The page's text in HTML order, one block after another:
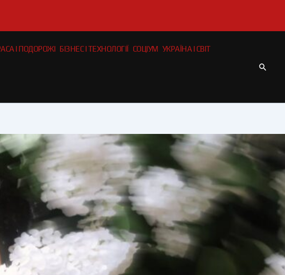
І ПОДОРОЖІ БІЗНЕС І ТЕХНОЛОГІЇ СОЦІУМ УКРАЇНА І СВІТ